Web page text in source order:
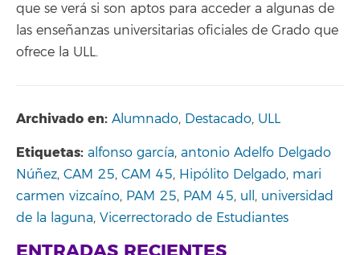
que se verá si son aptos para acceder a algunas de
las enseñanzas universitarias oficiales de Grado que
ofrece la ULL.
Archivado en: Alumnado, Destacado, ULL
Etiquetas: alfonso garcía, antonio Adelfo Delgado
Núñez, CAM 25, CAM 45, Hipólito Delgado, mari
carmen vizcaíno, PAM 25, PAM 45, ull , universidad
de la laguna, Vicerrectorado de Estudiantes